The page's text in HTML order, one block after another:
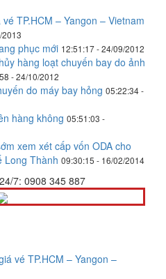
TP.HCM – Yangon – Vietnam
phục mới 12:51:17 - 24/09/2012
hàng loạt chuyến bay do ảnh
- 24/10/2012
do máy bay hỏng 05:22:34 -
hàng không 05:51:03 -
xem xét cấp vốn ODA cho
Long Thành 09:30:15 - 16/02/2014
24/7: 0908 345 887